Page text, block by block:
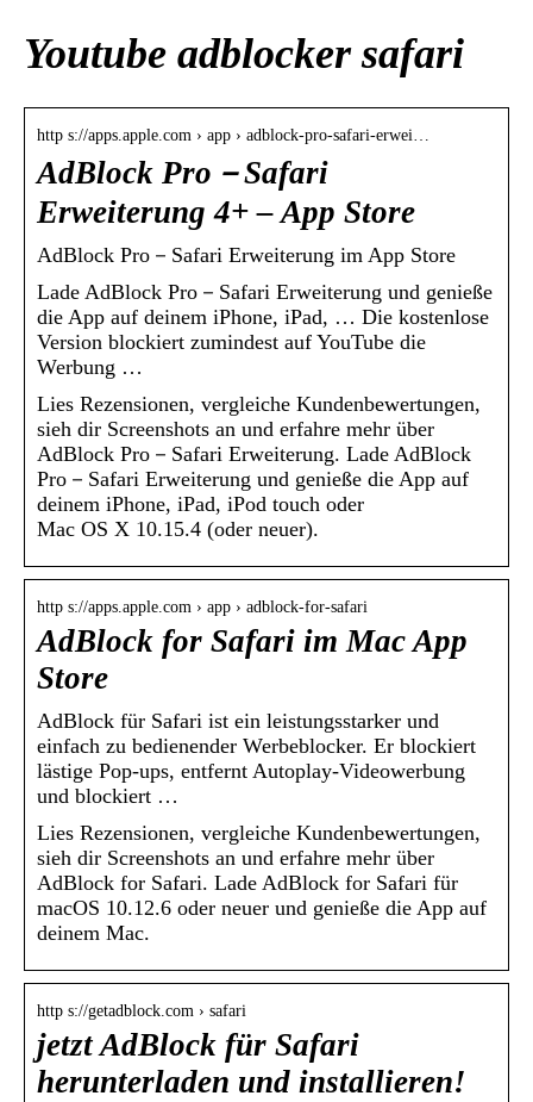
Youtube adblocker safari
http s://apps.apple.com › app › adblock-pro-safari-erwei…
AdBlock Pro－Safari
Erweiterung 4+ – App Store
‎AdBlock Pro－Safari Erweiterung im App Store
Lade AdBlock Pro－Safari Erweiterung und genieße
die App auf deinem iPhone, iPad, … Die kostenlose
Version blockiert zumindest auf YouTube die
Werbung …
Lies Rezensionen, vergleiche Kundenbewertungen,
sieh dir Screenshots an und erfahre mehr über
AdBlock Pro－Safari Erweiterung. Lade AdBlock
Pro－Safari Erweiterung und genieße die App auf
deinem iPhone, iPad, iPod touch oder
Mac OS X 10.15.4 (oder neuer).
http s://apps.apple.com › app › adblock-for-safari
AdBlock for Safari im Mac App
Store
AdBlock für Safari ist ein leistungsstarker und
einfach zu bedienender Werbeblocker. Er blockiert
lästige Pop-ups, entfernt Autoplay-Videowerbung
und blockiert …
Lies Rezensionen, vergleiche Kundenbewertungen,
sieh dir Screenshots an und erfahre mehr über
AdBlock for Safari. Lade AdBlock for Safari für
macOS 10.12.6 oder neuer und genieße die App auf
deinem Mac.
http s://getadblock.com › safari
jetzt AdBlock für Safari
herunterladen und installieren!